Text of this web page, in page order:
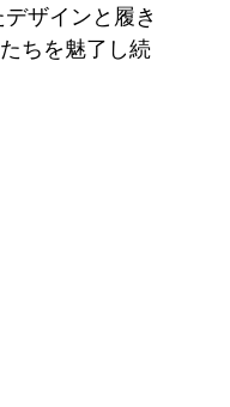
ザインと履き
ちを魅了し続